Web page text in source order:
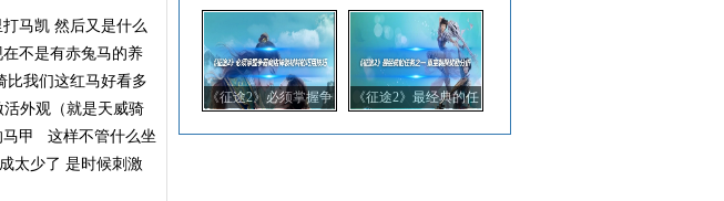
马凯 然后又是什么
不是有赤兔马的养
比我们这红马好看多
外观（就是天威骑
马甲 这样不管什么坐
太少了 是时候刺激
《征途2》必须掌握争
《征途2》最经典的任